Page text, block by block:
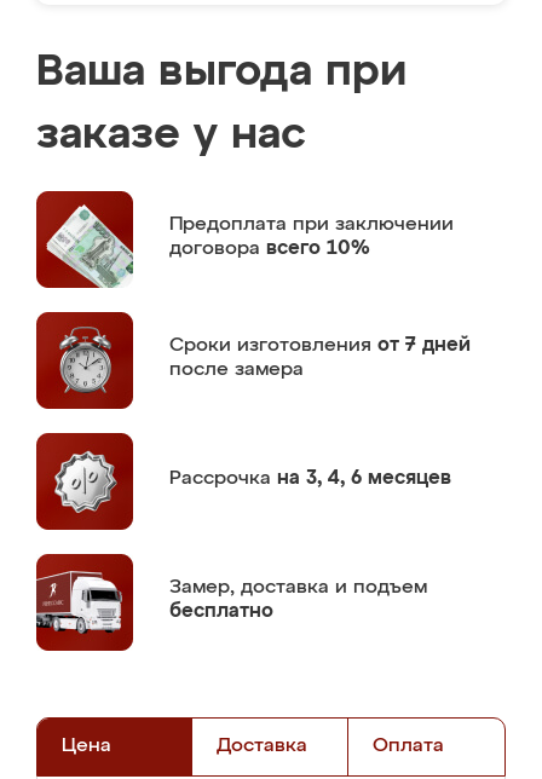
Ваша выгода при
заказе у нас
Предоплата при заключении
договора всего 10%
Сроки изготовления от 7 дней
после замера
Рассрочка на 3, 4, 6 месяцев
Замер, доставка и подъем
бесплатно
Цена Доставка Оплата